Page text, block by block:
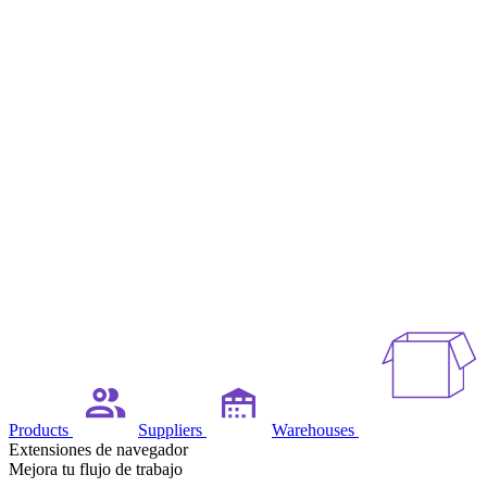
Products Suppliers Warehouses
Extensiones de navegador
Mejora tu flujo de trabajo